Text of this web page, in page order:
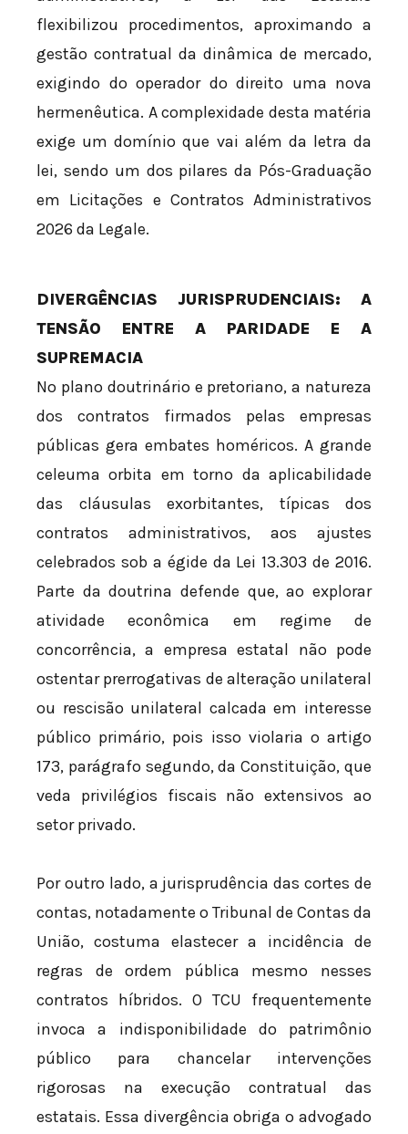
flexibilizou procedimentos, aproximando a
gestão contratual da dinâmica de mercado,
exigindo do operador do direito uma nova
hermenêutica. A complexidade desta matéria
exige um domínio que vai além da letra da
lei, sendo um dos pilares da Pós-Graduação
em Licitações e Contratos Administrativos
2026 da Legale.
DIVERGÊNCIAS JURISPRUDENCIAIS: A
TENSÃO ENTRE A PARIDADE E A
SUPREMACIA
No plano doutrinário e pretoriano, a natureza
dos contratos firmados pelas empresas
públicas gera embates homéricos. A grande
celeuma orbita em torno da aplicabilidade
das cláusulas exorbitantes, típicas dos
contratos administrativos, aos ajustes
celebrados sob a égide da Lei 13.303 de 2016.
Parte da doutrina defende que, ao explorar
atividade econômica em regime de
concorrência, a empresa estatal não pode
ostentar prerrogativas de alteração unilateral
ou rescisão unilateral calcada em interesse
público primário, pois isso violaria o artigo
173, parágrafo segundo, da Constituição, que
veda privilégios fiscais não extensivos ao
setor privado.
Por outro lado, a jurisprudência das cortes de
contas, notadamente o Tribunal de Contas da
União, costuma elastecer a incidência de
regras de ordem pública mesmo nesses
contratos híbridos. O TCU frequentemente
invoca a indisponibilidade do patrimônio
público para chancelar intervenções
rigorosas na execução contratual das
estatais. Essa divergência obriga o advogado